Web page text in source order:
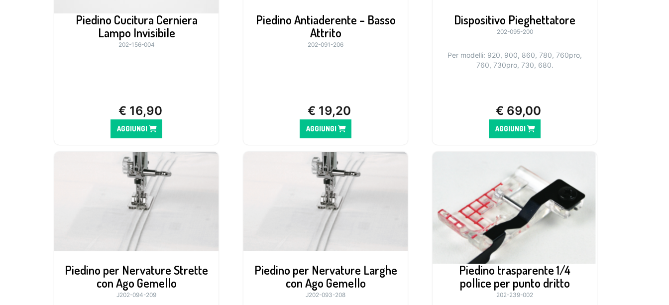
Piedino Cucitura Cerniera
Lampo Invisibile
202-156-004
€ 16,90
AGGIUNGI
Piedino Antiaderente – Basso
Attrito
202-091-206
€ 19,20
AGGIUNGI
Dispositivo Pieghettatore
202-095-200
Per modelli: 920, 900, 860, 780, 760pro,
760, 730pro, 730, 680.
€ 69,00
AGGIUNGI
Piedino per Nervature Strette
con Ago Gemello
J202-094-209
Piedino per Nervature Larghe
con Ago Gemello
J202-093-208
Piedino trasparente 1/4
pollice per punto dritto
202-239-002